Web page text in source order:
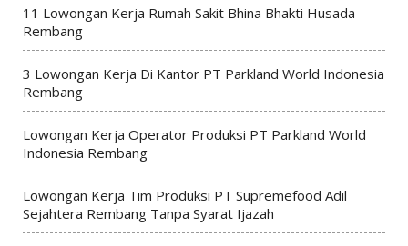
11 Lowongan Kerja Rumah Sakit Bhina Bhakti Husada
Rembang
3 Lowongan Kerja Di Kantor PT Parkland World Indonesia
Rembang
Lowongan Kerja Operator Produksi PT Parkland World
Indonesia Rembang
Lowongan Kerja Tim Produksi PT Supremefood Adil
Sejahtera Rembang Tanpa Syarat Ijazah